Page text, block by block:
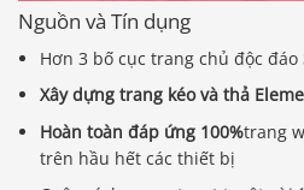
Nguồn và Tín dụng
Hơn 3 bố cục trang chủ độc đáo
Xây dựng trang kéo và thả
Hoàn toàn đáp ứng 100%trang
trên hầu hết các thiết bị